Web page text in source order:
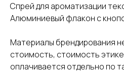
Спрей для ароматизации
Алюминиевый флакон с
Материалы брендирования
стоимость, стоимость
оплачивается отдельно по